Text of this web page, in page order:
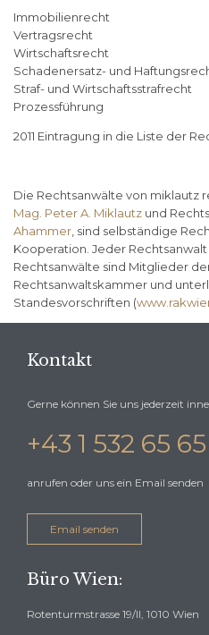
Immobilienrecht
Vertragsrecht
Wirtschaftsrecht
Schadenersatz- und
Straf- und Wirtschaftsstrafrecht
Prozessführung
2011 Eintragung in die Liste der
Die Rechtsanwälte von miklautz
Mag. Peter A. Miklautz und
Ahammer, sind selbständige
Kooperation. Jeder
Rechtsanwälte sind Mitglieder
Rechtsanwaltskammer und
Standesvorschriften (
Kontakt
Gerne können Sie uns jederzeit
+43 1 532 65 65
anrufen oder uns ein Email senden
Email senden
Büro Wien:
Rotenturmstrasse 19/II, 1010 Wien